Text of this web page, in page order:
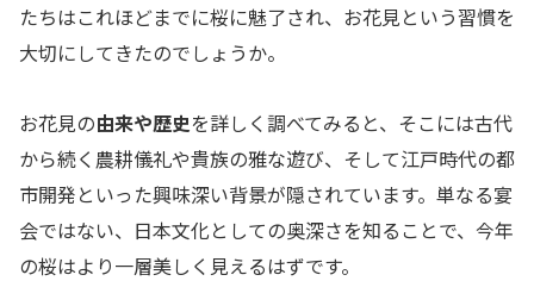
たちはこれほどまでに桜に魅了され、お花見という習慣を
大切にしてきたのでしょうか。
お花見の由来や歴史を詳しく調べてみると、そこには古代
から続く農耕儀礼や貴族の雅な遊び、そして江戸時代の都
市開発といった興味深い背景が隠されています。単なる宴
会ではない、日本文化としての奥深さを知ることで、今年
の桜はより一層美しく見えるはずです。